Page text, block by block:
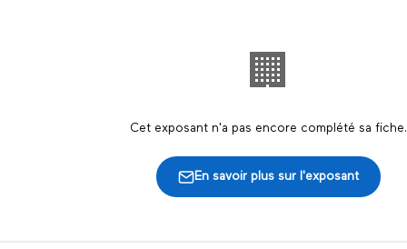
🏢
Cet exposant n'a pas encore complété sa fiche.
En savoir plus sur l'exposant